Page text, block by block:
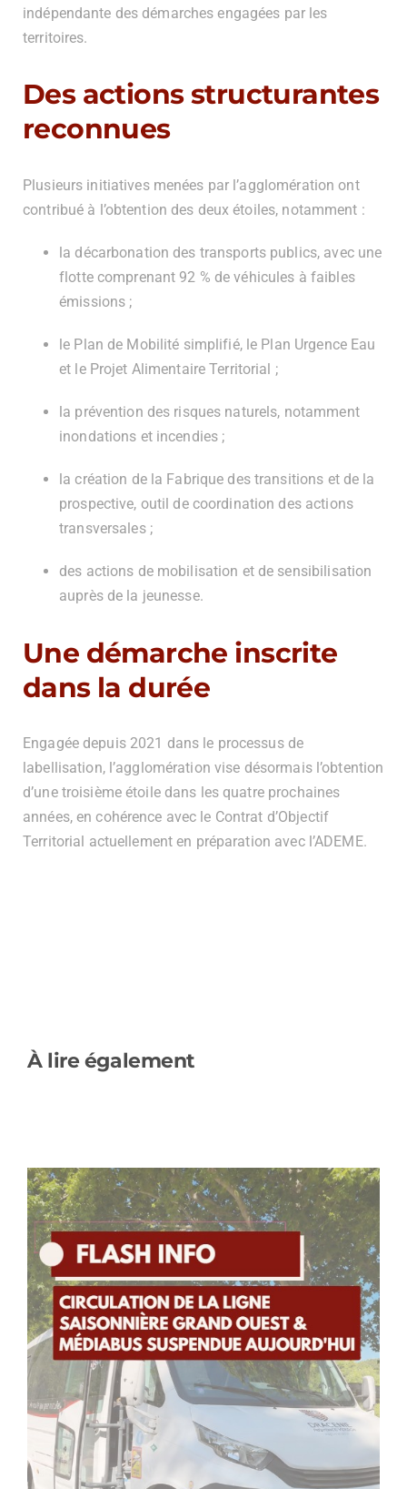
indépendante des démarches engagées par les
territoires.
Des actions structurantes
reconnues
Plusieurs initiatives menées par l’agglomération ont
contribué à l’obtention des deux étoiles, notamment :
la décarbonation des transports publics, avec une
flotte comprenant 92 % de véhicules à faibles
émissions ;
le Plan de Mobilité simplifié, le Plan Urgence Eau
et le Projet Alimentaire Territorial ;
la prévention des risques naturels, notamment
inondations et incendies ;
la création de la Fabrique des transitions et de la
prospective, outil de coordination des actions
transversales ;
des actions de mobilisation et de sensibilisation
auprès de la jeunesse.
Une démarche inscrite
dans la durée
Engagée depuis 2021 dans le processus de
labellisation, l’agglomération vise désormais l’obtention
d’une troisième étoile dans les quatre prochaines
années, en cohérence avec le Contrat d’Objectif
Territorial actuellement en préparation avec l’ADEME.
À lire également